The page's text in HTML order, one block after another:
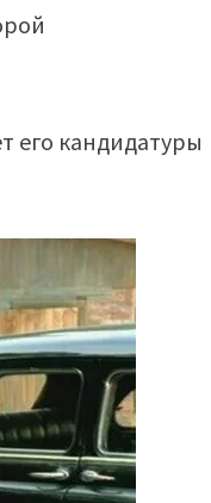
его кандидатуры